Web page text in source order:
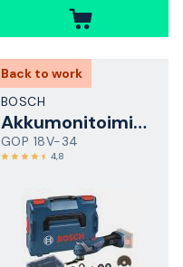
Back to work
BOSCH
Akkumonitoimityökalu
GOP 18V-34
4,8